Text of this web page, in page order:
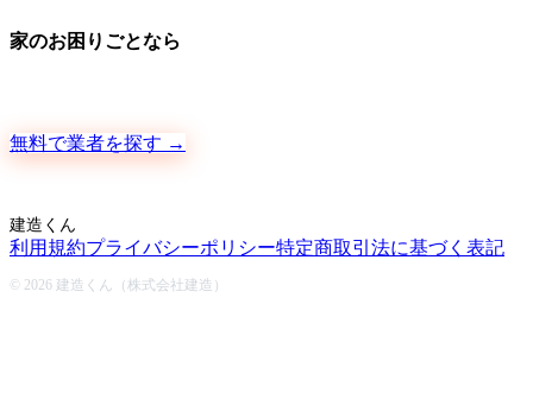
家のお困りごとなら
無料で業者を探す →
建造くん
利用規約プライバシーポリシー特定商取引法に基づく表記
© 2026 建造くん（株式会社建造）